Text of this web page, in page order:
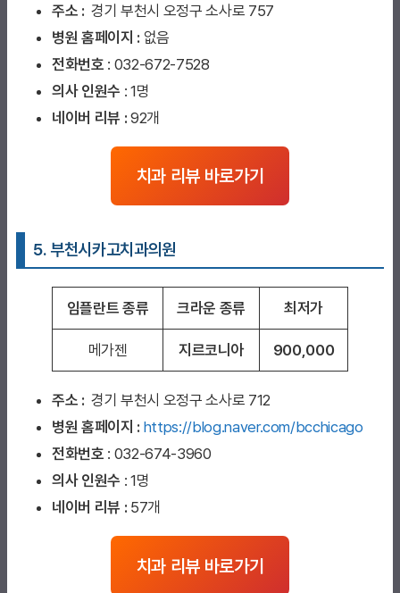
주소 : 경기 부천시 오정구 소사로 757
병원 홈페이지 : 없음
전화번호 : 032-672-7528
의사 인원수 : 1명
네이버 리뷰 : 92개
치과 리뷰 바로가기
5. 부천시카고치과의원
임플란트 종류 크라운 종류 최저가
메가젠 지르코니아 900,000
주소 : 경기 부천시 오정구 소사로 712
병원 홈페이지 : https://blog.naver.com/bcchicago
전화번호 : 032-674-3960
의사 인원수 : 1명
네이버 리뷰 : 57개
치과 리뷰 바로가기